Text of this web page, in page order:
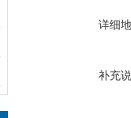
详细
补充